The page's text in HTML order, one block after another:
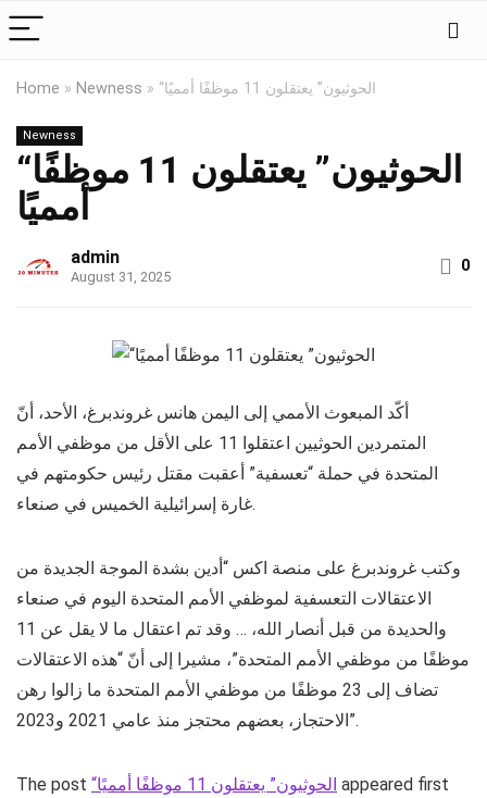
Home » Newness » “الحوثيون” يعتقلون 11 موظفًا أمميًا
Newness
“الحوثيون” يعتقلون 11 موظفًا
أمميًا
admin
August 31, 2025
0
أكّد المبعوث الأممي إلى اليمن هانس غروندبرغ، الأحد، أنّ
المتمردين الحوثيين اعتقلوا 11 على الأقل من موظفي الأمم
المتحدة في حملة “تعسفية” أعقبت مقتل رئيس حكومتهم في
غارة إسرائيلية الخميس في صنعاء.
وكتب غروندبرغ على منصة اكس “أدين بشدة الموجة الجديدة من
الاعتقالات التعسفية لموظفي الأمم المتحدة اليوم في صنعاء
والحديدة من قبل أنصار الله، … وقد تم اعتقال ما لا يقل عن 11
موظفًا من موظفي الأمم المتحدة”، مشيرا إلى أنّ “هذه الاعتقالات
تضاف إلى 23 موظفًا من موظفي الأمم المتحدة ما زالوا رهن
الاحتجاز، بعضهم محتجز منذ عامي 2021 و2023”.
The post “الحوثيون” يعتقلون 11 موظفًا أمميًا appeared first